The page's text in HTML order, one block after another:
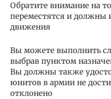
Обратите внимание на
переместятся и должны
движения
Вы можете выполнить
выбрав пунктом
Вы должны также
юнитов в армии не
отклонено